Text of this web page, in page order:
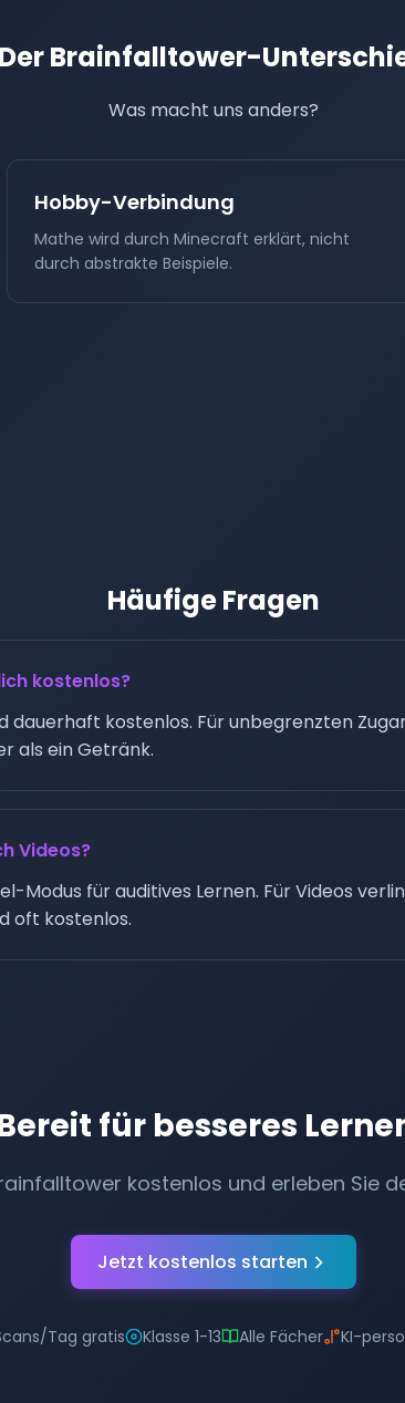
Der Brainfalltower-
Was macht uns anders?
Hobby-Verbindung
Mathe wird durch Minecraft erklärt, nicht
durch abstrakte Beispiele.
Häufige Fragen
kostenlos?
dauerhaft kostenlos. Für unbegrenzten
als ein Getränk.
Videos?
Modus für auditives Lernen. Für Videos
oft kostenlos.
für besseres
kostenlos und erleben Sie
Jetzt kostenlos starten
Tag gratis Klasse 1-13 Alle Fächer KI-